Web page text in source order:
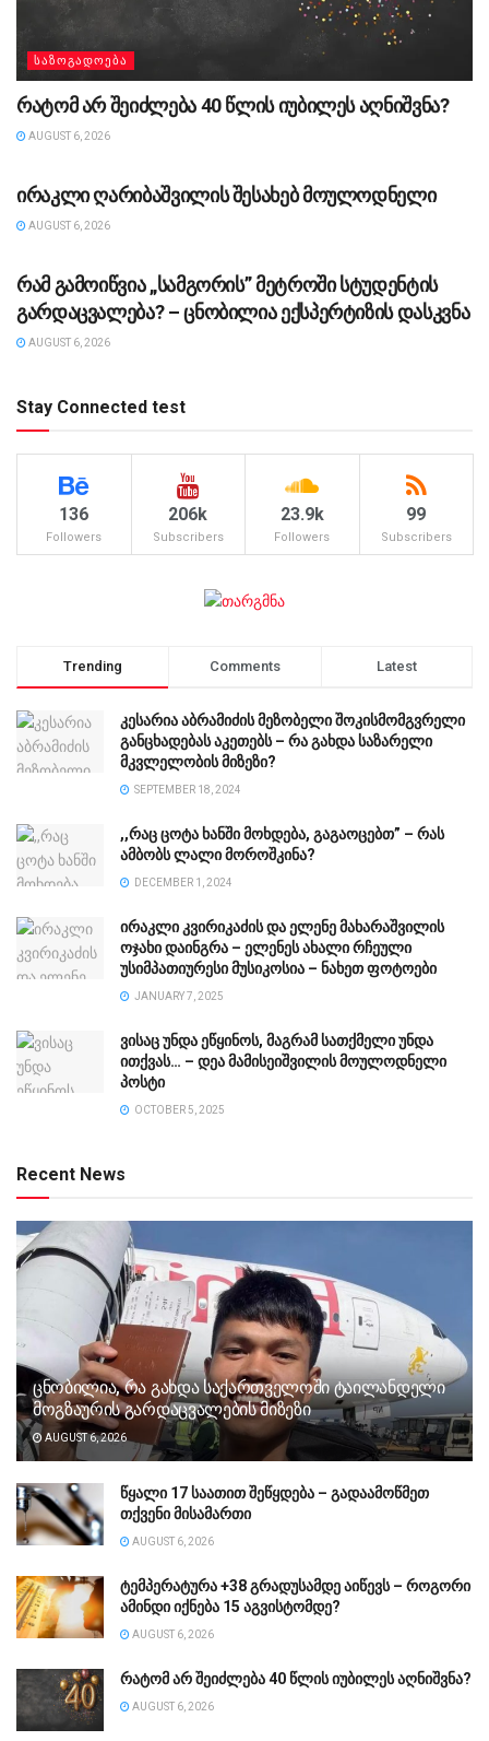
ᲡᲐᲖᲝᲒᲐᲓᲝᲔᲑᲐ
რატომ არ შეიძლება 40 წლის იუბილეს აღნიშვნა?
AUGUST 6, 2026
ირაკლი ღარიბაშვილის შესახებ მოულოდნელი
AUGUST 6, 2026
რამ გამოიწვია „სამგორის” მეტროში სტუდენტის
გარდაცვალება? – ცნობილია ექსპერტიზის დასკვნა
AUGUST 6, 2026
Stay Connected test
136
Followers
206k
Subscribers
23.9k
Followers
99
Subscribers
Trending Comments Latest
კესარია აბრამიძის მეზობელი შოკისმომგვრელი
განცხადებას აკეთებს – რა გახდა საზარელი
მკვლელობის მიზეზი?
SEPTEMBER 18, 2024
,,რაც ცოტა ხანში მოხდება, გაგაოცებთ” – რას
ამბობს ლალი მოროშკინა?
DECEMBER 1, 2024
ირაკლი კვირიკაძის და ელენე მახარაშვილის
ოჯახი დაინგრა – ელენეს ახალი რჩეული
უსიმპათიურესი მუსიკოსია – ნახეთ ფოტოები
JANUARY 7, 2025
ვისაც უნდა ეწყინოს, მაგრამ სათქმელი უნდა
ითქვას… – დეა მამისეიშვილის მოულოდნელი
პოსტი
OCTOBER 5, 2025
Recent News
ცნობილია, რა გახდა საქართველოში ტაილანდელი
მოგზაურის გარდაცვალების მიზეზი
AUGUST 6, 2026
წყალი 17 საათით შეწყდება – გადაამოწმეთ
თქვენი მისამართი
AUGUST 6, 2026
ტემპერატურა +38 გრადუსამდე აიწევს – როგორი
ამინდი იქნება 15 აგვისტომდე?
AUGUST 6, 2026
რატომ არ შეიძლება 40 წლის იუბილეს აღნიშვნა?
AUGUST 6, 2026